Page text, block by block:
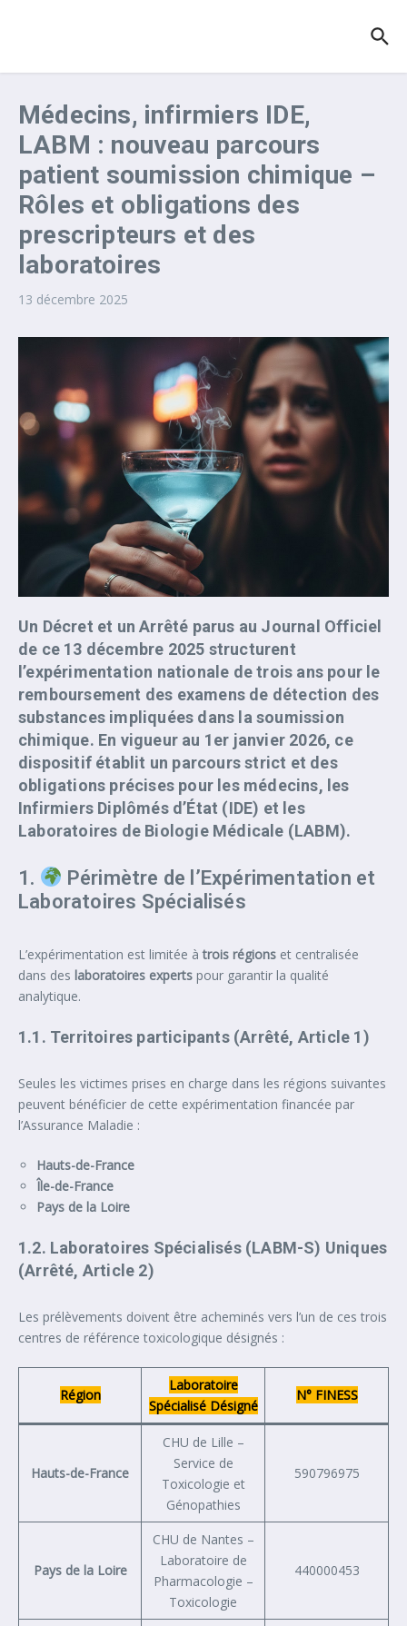
Médecins, infirmiers IDE,
LABM : nouveau parcours
patient soumission chimique –
Rôles et obligations des
prescripteurs et des
laboratoires
13 décembre 2025
Un Décret et un Arrêté parus au Journal Officiel
de ce 13 décembre 2025 structurent
l’expérimentation nationale de trois ans pour le
remboursement des examens de détection des
substances impliquées dans la soumission
chimique. En vigueur au 1er janvier 2026, ce
dispositif établit un parcours strict et des
obligations précises pour les médecins, les
Infirmiers Diplômés d’État (IDE) et les
Laboratoires de Biologie Médicale (LABM).
1.
Périmètre de l’Expérimentation et
Laboratoires Spécialisés
L’expérimentation est limitée àtrois régions et centralisée
dans des laboratoires experts pour garantir la qualité
analytique.
1.1. Territoires participants (Arrêté, Article 1)
Seules les victimes prises en charge dans les régions suivantes
peuvent bénéficier de cette expérimentation financée par
l’Assurance Maladie :
Hauts-de-France
Île-de-France
Pays de la Loire
1.2. Laboratoires Spécialisés (LABM-S) Uniques
(Arrêté, Article 2)
Les prélèvements doivent être acheminés vers l’un de ces trois
centres de référence toxicologique désignés :
Région
Laboratoire
Spécialisé Désigné
N° FINESS
Hauts-de-France
CHU de Lille –
Service de
Toxicologie et
Génopathies
590796975
Pays de la Loire
CHU de Nantes –
Laboratoire de
Pharmacologie –
Toxicologie
440000453